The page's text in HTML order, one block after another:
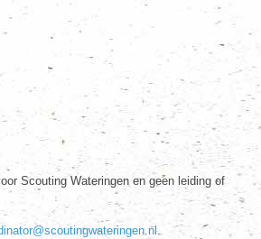
Scouting Wateringen en geen leiding of
.